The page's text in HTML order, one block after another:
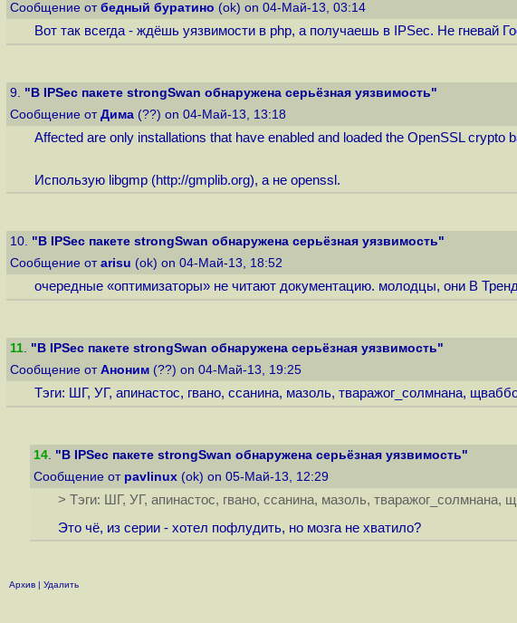
Сообщение от бедный буратино (ok) on 04-Май-13, 03:14
Вот так всегда - ждёшь уязвимости в php, а получаешь в IPSec. Не гневай
9. "В IPSec пакете strongSwan обнаружена серьёзная уязвимость"
Сообщение от Дима (??) on 04-Май-13, 13:18
Affected are only installations that have enabled and loaded the OpenSSL
Использую libgmp (http://gmplib.org), а не openssl.
10. "В IPSec пакете strongSwan обнаружена серьёзная уязвимость"
Сообщение от arisu (ok) on 04-Май-13, 18:52
очередные «оптимизаторы» не читают документацию. молодцы, они В
11. "В IPSec пакете strongSwan обнаружена серьёзная уязвимость"
Сообщение от Аноним (??) on 04-Май-13, 19:25
Тэги: ШГ, УГ, апинастос, гвано, ссанина, мазоль, тваражог_солмнана,
14. "В IPSec пакете strongSwan обнаружена серьёзная уязвимость"
Сообщение от pavlinux (ok) on 05-Май-13, 12:29
> Тэги: ШГ, УГ, апинастос, гвано, ссанина, мазоль, тваражог_солмнана,
Это чё, из серии - хотел пофлудить, но мозга не хватило?
Архив | Удалить